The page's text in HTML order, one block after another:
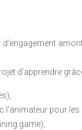
d’apprendre
pour les
game),